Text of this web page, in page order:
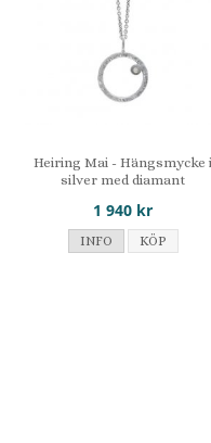
Heiring Mai - Hängsmycke i
silver med diamant
1 940 kr
INFO KÖP